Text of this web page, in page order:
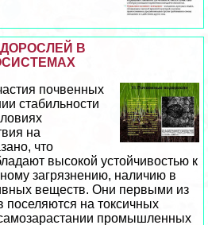
В
почвенных
стабильности
на
что
высокой устойчивостью к
загрязнению, наличию в
веществ. Они первыми из
на токсичных
промышленных